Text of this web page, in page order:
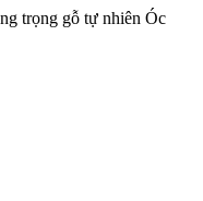
trọng gỗ tự nhiên Óc